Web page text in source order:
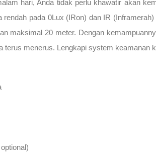
hari, Anda tidak perlu khawatir akan
pada 0Lux (IRon) dan IR
maksimal 20 meter. Dengan
terus menerus. Lengkapi system keamanan